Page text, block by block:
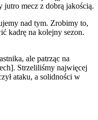
jutro mecz z dobrą jakością.
nad tym. Zrobimy to,
kadrę na kolejny sezon.
ale patrząc na
Strzeliliśmy najwięcej
ataku, a solidności w